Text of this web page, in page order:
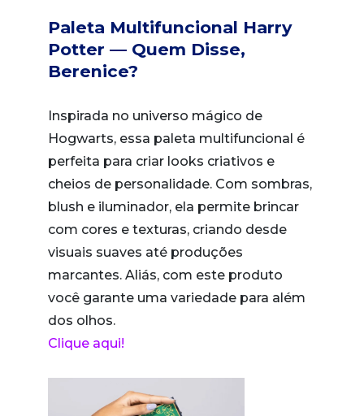
Paleta Multifuncional Harry
Potter — Quem Disse,
Berenice?
Inspirada no universo mágico de
Hogwarts, essa paleta multifuncional é
perfeita para criar looks criativos e
cheios de personalidade. Com sombras,
blush e iluminador, ela permite brincar
com cores e texturas, criando desde
visuais suaves até produções
marcantes. Aliás, com este produto
você garante uma variedade para além
dos olhos.
Clique aqui!